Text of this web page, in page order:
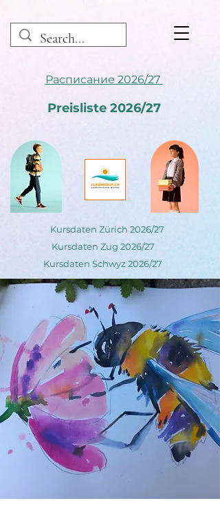
Расписание 2026/27
Preisliste 2026/27
Kursdaten Zürich 2026/27
Kursdaten Zug 2026/27
Kursdaten Schwyz 2026/27